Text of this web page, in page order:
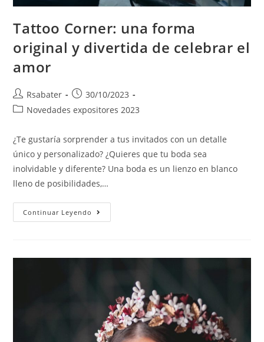
Tattoo Corner: una forma
original y divertida de celebrar el
amor
Rsabater
30/10/2023
Novedades expositores 2023
¿Te gustaría sorprender a tus invitados con un detalle
único y personalizado? ¿Quieres que tu boda sea
inolvidable y diferente? Una boda es un lienzo en blanco
lleno de posibilidades,…
Continuar Leyendo